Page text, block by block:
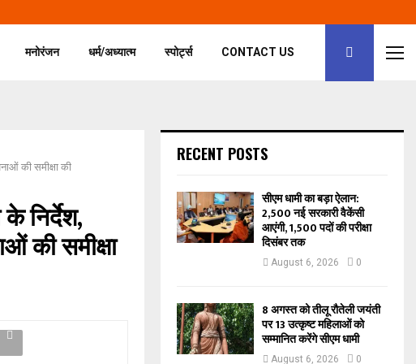
मनोरंजन धर्म/अध्यात्म स्पोर्ट्स CONTACT US
की समीक्षा की
निर्देश,
की समीक्षा
RECENT POSTS
सीएम धामी का बड़ा ऐलान:
2,500 नई सरकारी वैकेंसी
आएंगी, 1,500 पदों की परीक्षा
दिसंबर तक
August 6, 2026 0
8 अगस्त को तीलू रौतेली जयंती
पर 13 उत्कृष्ट महिलाओं को
सम्मानित करेंगे सीएम धामी
August 6, 2026 0